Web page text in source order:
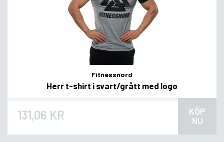
Fitnessnord
Herr t-shirt i svart/grått med logo
131,06 KR
KÖP
NU